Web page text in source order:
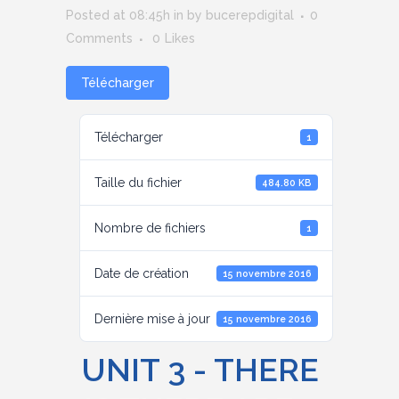
Posted at 08:45h in by bucerepdigital
0
Comments
0 Likes
Télécharger
Télécharger 1
Taille du fichier 484.80 KB
Nombre de fichiers 1
Date de création 15 novembre 2016
Dernière mise à jour 15 novembre 2016
UNIT 3 - THERE